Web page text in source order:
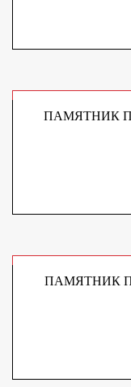
ПАМЯТНИК
ПАМЯТНИК